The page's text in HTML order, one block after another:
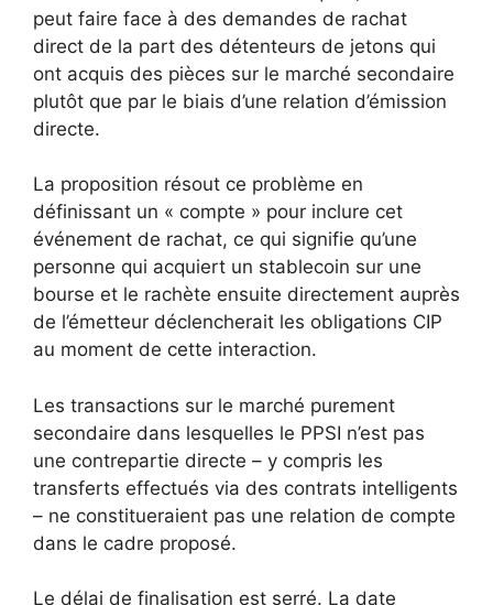
peut faire face à des demandes de rachat
direct de la part des détenteurs de jetons qui
ont acquis des pièces sur le marché secondaire
plutôt que par le biais d’une relation d’émission
directe.
La proposition résout ce problème en
définissant un « compte » pour inclure cet
événement de rachat, ce qui signifie qu’une
personne qui acquiert un stablecoin sur une
bourse et le rachète ensuite directement auprès
de l’émetteur déclencherait les obligations CIP
au moment de cette interaction.
Les transactions sur le marché purement
secondaire dans lesquelles le PPSI n’est pas
une contrepartie directe – y compris les
transferts effectués via des contrats intelligents
– ne constitueraient pas une relation de compte
dans le cadre proposé.
Le délai de finalisation est serré. La date